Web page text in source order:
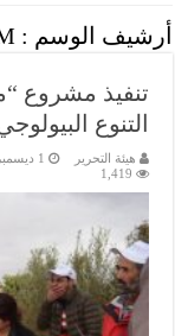
أرشيف الوسم :
تنفيذ مشروع
التنوع
هيئة التحرير 1 ديسمبر، 2021
1,419